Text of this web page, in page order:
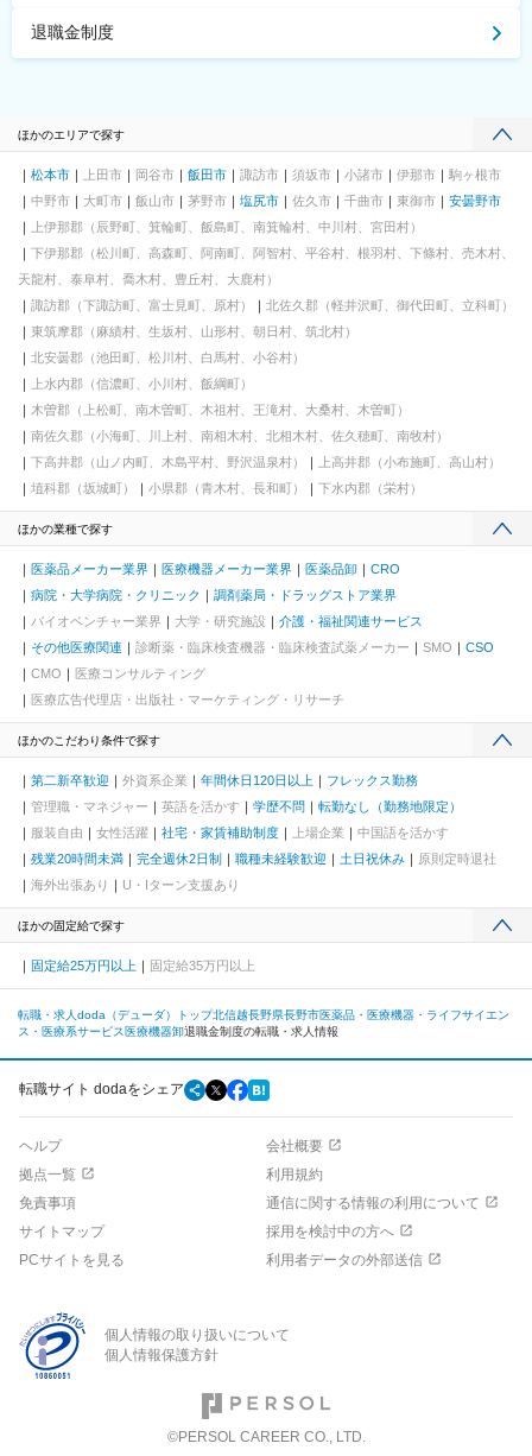
退職金制度
ほかのエリアで探す
松本市 上田市 岡谷市 飯田市 諏訪市 須坂市 小諸市 伊那市
駒ヶ根市
中野市
大町市 飯山市 茅野市 塩尻市 佐久市 千曲市 東御市
安曇野市
上伊那郡（辰野町、箕輪町、飯島町、南箕輪村、中川村、宮田村）
下伊那郡（松川町、高森町、阿南町、阿智村、平谷村、根羽村、下條村、売木村、
天龍村、泰阜村、喬木村、豊丘村、大鹿村）
諏訪郡（下諏訪町、富士見町、原村）
北佐久郡（軽井沢町、御代田町、立科町）
東筑摩郡（麻績村、生坂村、山形村、朝日村、筑北村）
北安曇郡（池田町、松川村、白馬村、小谷村）
上水内郡（信濃町、小川村、飯綱町）
木曽郡（上松町、南木曽町、木祖村、王滝村、大桑村、木曽町）
南佐久郡（小海町、川上村、南相木村、北相木村、佐久穂町、南牧村）
下高井郡（山ノ内町、木島平村、野沢温泉村）
上高井郡（小布施町、高山村）
埴科郡（坂城町）
小県郡（青木村、長和町） 下水内郡（栄村）
ほかの業種で探す
医薬品メーカー業界 医療機器メーカー業界 医薬品卸
CRO
病院・大学病院・クリニック
調剤薬局・ドラッグストア業界
バイオベンチャー業界
大学・研究施設
介護・福祉関連サービス
その他医療関連
診断薬・臨床検査機器・臨床検査試薬メーカー SMO
CSO
CMO
医療コンサルティング
医療広告代理店・出版社・マーケティング・リサーチ
ほかのこだわり条件で探す
第二新卒歓迎 外資系企業 年間休日120日以上
フレックス勤務
管理職・マネジャー
英語を活かす 学歴不問
転勤なし（勤務地限定）
服装自由
女性活躍 社宅・家賃補助制度 上場企業
中国語を活かす
残業20時間未満
完全週休2日制 職種未経験歓迎 土日祝休み
原則定時退社
海外出張あり
U・Iターン支援あり
ほかの固定給で探す
固定給25万円以上 固定給35万円以上
転職・求人doda（デューダ）トップ北信越長野県長野市医薬品・医療機器・ライフサイエン
ス・医療系サービス 医療機器卸退職金制度の転職・求人情報
転職サイト dodaをシェア
ヘルプ
会社概要
拠点一覧
利用規約
免責事項
通信に関する情報の利用について
サイトマップ
採用を検討中の方へ
PCサイトを見る
利用者データの外部送信
個人情報の取り扱いについて
個人情報保護方針
©PERSOL CAREER CO., LTD.